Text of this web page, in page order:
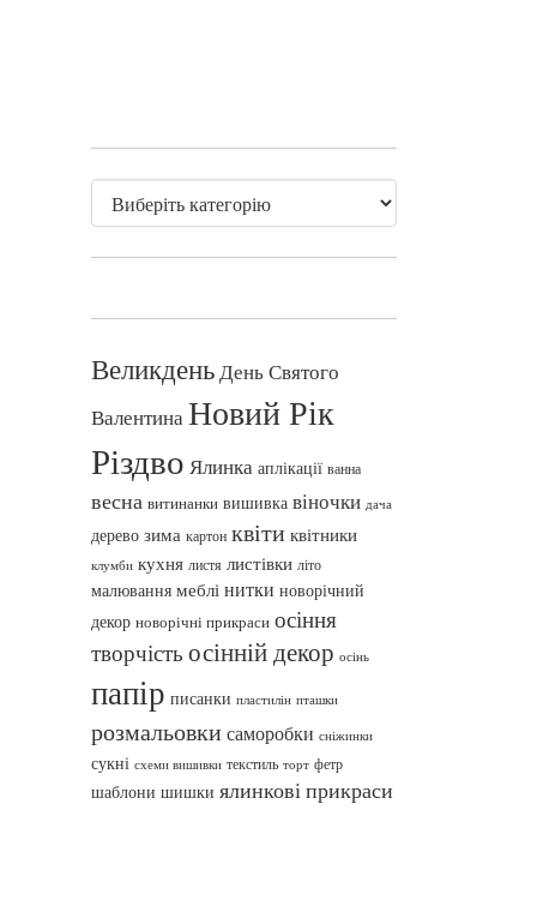
ВеликденьДень Святого
ВалентинаНовий Рік
Різдво Ялинка аплікації ванна
весна витинанки вишивка віночки дача
дерево зима картон квіти квітники
клумби кухня листя листівки літо
малювання меблі нитки новорічний
декор новорічні прикраси осіння
творчість осінній декор осінь
папір писанки пластилін пташки
розмальовки саморобки сніжинки
сукні схеми вишивки текстиль торт фетр
шаблони шишки ялинкові прикраси